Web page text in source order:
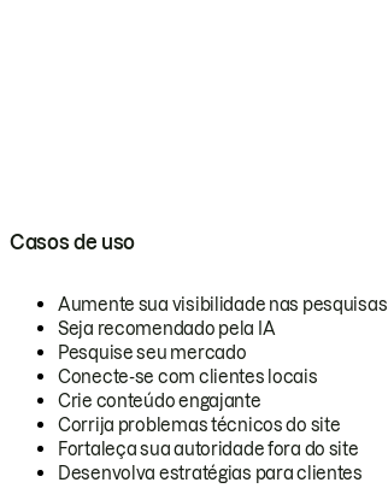
Casos de uso
Aumente sua visibilidade nas pesquisas
Seja recomendado pela IA
Pesquise seu mercado
Conecte-se com clientes locais
Crie conteúdo engajante
Corrija problemas técnicos do site
Fortaleça sua autoridade fora do site
Desenvolva estratégias para clientes